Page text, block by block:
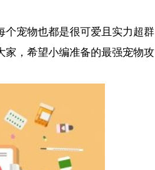
个宠物也都是很可爱且实力超群
家，希望小编准备的最强宠物攻